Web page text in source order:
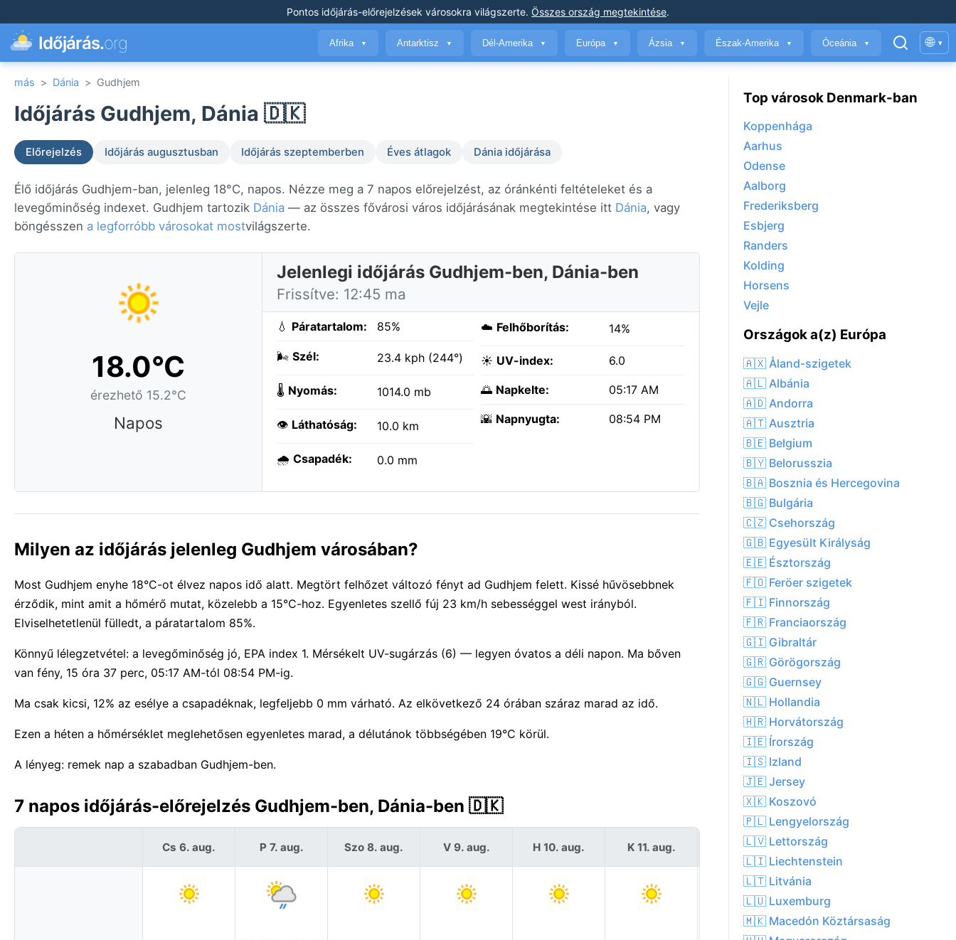
Pontos időjárás-előrejelzések városokra világszerte. Összes ország megtekintése.
Időjárás.org Afrika ▼ Antarktisz ▼ Dél-Amerika ▼ Európa ▼ Ázsia ▼ Észak-Amerika ▼ Óceánia ▼ 🌐 ▾
más > Dánia > Gudhjem
Időjárás Gudhjem, Dánia 🇩🇰
Előrejelzés Időjárás augusztusban Időjárás szeptemberben Éves átlagok Dánia időjárása
Élő időjárás Gudhjem-ban, jelenleg 18°C, napos. Nézze meg a 7 napos előrejelzést, az óránkénti feltételeket és a
levegőminőség indexet. Gudhjem tartozik Dánia — az összes fővárosi város időjárásának megtekintése itt Dánia, vagy
böngésszen a legforróbb városokat mostvilágszerte.
18.0°C
érezhető 15.2°C
Napos
Jelenlegi időjárás Gudhjem-ben, Dánia-ben
Frissítve: 12:45 ma
💧 Páratartalom: 85%
🌬️ Szél: 23.4 kph (244°)
🌡️ Nyomás: 1014.0 mb
👁️ Láthatóság: 10.0 km
🌧️ Csapadék: 0.0 mm
☁️ Felhőborítás: 14%
☀️ UV-index: 6.0
🌅 Napkelte: 05:17 AM
🌇 Napnyugta: 08:54 PM
Milyen az időjárás jelenleg Gudhjem városában?
Most Gudhjem enyhe 18°C-ot élvez napos idő alatt. Megtört felhőzet változó fényt ad Gudhjem felett. Kissé hűvösebbnek
érződik, mint amit a hőmérő mutat, közelebb a 15°C-hoz. Egyenletes szellő fúj 23 km/h sebességgel west irányból.
Elviselhetetlenül fülledt, a páratartalom 85%.
Könnyű lélegzetvétel: a levegőminőség jó, EPA index 1. Mérsékelt UV-sugárzás (6) — legyen óvatos a déli napon. Ma bőven
van fény, 15 óra 37 perc, 05:17 AM-tól 08:54 PM-ig.
Ma csak kicsi, 12% az esélye a csapadéknak, legfeljebb 0 mm várható. Az elkövetkező 24 órában száraz marad az idő.
Ezen a héten a hőmérséklet meglehetősen egyenletes marad, a délutánok többségében 19°C körül.
A lényeg: remek nap a szabadban Gudhjem-ben.
7 napos időjárás-előrejelzés Gudhjem-ben, Dánia-ben 🇩🇰
Cs 6. aug. P 7. aug. Szo 8. aug. V 9. aug. H 10. aug. K 11. aug. Sze 12. aug.
Top városok Denmark-ban
Koppenhága
Aarhus
Odense
Aalborg
Frederiksberg
Esbjerg
Randers
Kolding
Horsens
Vejle
Országok a(z) Európa
🇦🇽 Åland-szigetek
🇦🇱 Albánia
🇦🇩 Andorra
🇦🇹 Ausztria
🇧🇪 Belgium
🇧🇾 Belorusszia
🇧🇦 Bosznia és Hercegovina
🇧🇬 Bulgária
🇨🇿 Csehország
🇬🇧 Egyesült Királyság
🇪🇪 Észtország
🇫🇴 Feröer szigetek
🇫🇮 Finnország
🇫🇷 Franciaország
🇬🇮 Gibraltár
🇬🇷 Görögország
🇬🇬 Guernsey
🇳🇱 Hollandia
🇭🇷 Horvátország
🇮🇪 Írország
🇮🇸 Izland
🇯🇪 Jersey
🇽🇰 Koszovó
🇵🇱 Lengyelország
🇱🇻 Lettország
🇱🇮 Liechtenstein
🇱🇹 Litvánia
🇱🇺 Luxemburg
🇲🇰 Macedón Köztársaság